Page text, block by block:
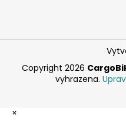
Copyright 2026
vyhrazena.
×